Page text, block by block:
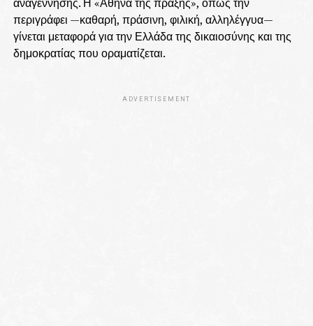
περιγράφει —καθαρή, πράσινη, φιλική, αλληλέγγυα—
γίνεται μεταφορά για την Ελλάδα της δικαιοσύνης και της
δημοκρατίας που οραματίζεται.
ADVERTISEMENT